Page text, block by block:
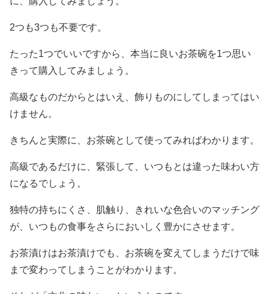
2つも3つも不要です。
たった1つでいいですから、本当に良いお茶碗を1つ思い
きって購入してみましょう。
高級なものだからとはいえ、飾りものにしてしまってはい
けません。
きちんと実際に、お茶碗として使ってみればわかります。
高級であるだけに、緊張して、いつもとは違った味わい方
になるでしょう。
独特の持ちにくさ、肌触り、きれいな色合いのマッチング
が、いつもの食事をさらにおいしく豊かにさせます。
お茶漬けはお茶漬けでも、お茶碗を変えてしまうだけで味
まで変わってしまうことがわかります。